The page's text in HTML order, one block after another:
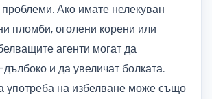
Ако имате нелекуван
пломби, оголени корени или
агенти могат да
и да увеличат болката.
употреба на избелване може също